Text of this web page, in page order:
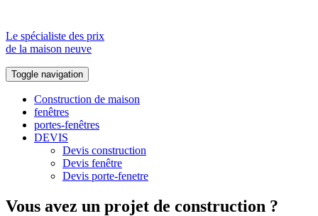
Le spécialiste des prix
de la maison neuve
Toggle navigation
Construction de maison
fenêtres
portes-fenêtres
DEVIS
Devis construction
Devis fenêtre
Devis porte-fenetre
Vous avez un projet de construction ?